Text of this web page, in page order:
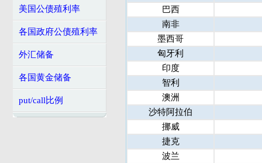
美国公债殖利率
各国政府公债殖利率
外汇储备
各国黄金储备
put/call比例
巴西
南非
墨西哥
匈牙利
印度
智利
澳洲
沙特阿拉伯
挪威
捷克
波兰